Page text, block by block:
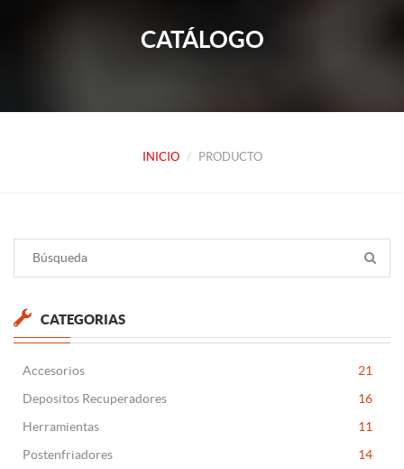
CATÁLOGO
INICIO PRODUCTO
CATEGORIAS
Accesorios
21
Depositos Recuperadores
16
Herramientas
11
Postenfriadores
14